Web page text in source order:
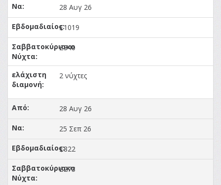
28 Αυγ 26
£1019
£340
2 νύχτες
28 Αυγ 26
25 Σεπ 26
£822
£273